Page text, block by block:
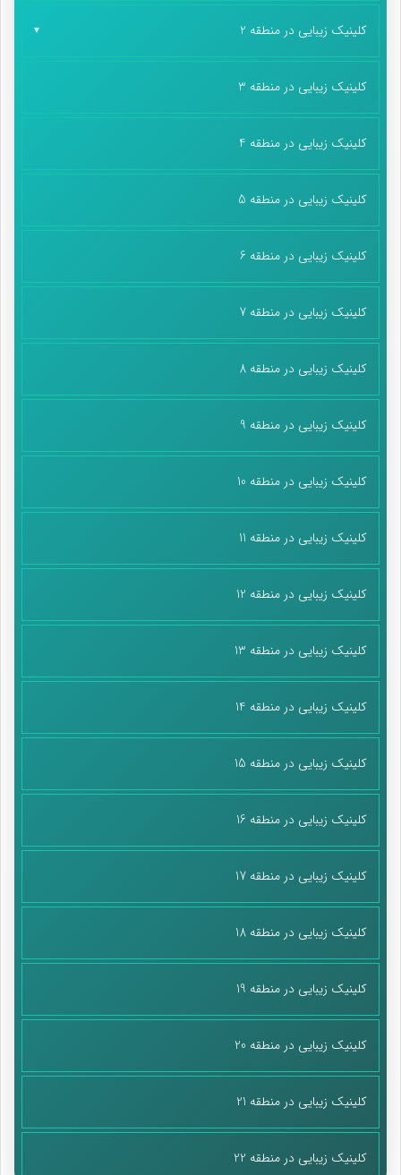
کلینیک زیبایی در منطقه 2
کلینیک زیبایی در منطقه 3
کلینیک زیبایی در منطقه 4
کلینیک زیبایی در منطقه 5
کلینیک زیبایی در منطقه 6
کلینیک زیبایی در منطقه 7
کلینیک زیبایی در منطقه 8
کلینیک زیبایی در منطقه 9
کلینیک زیبایی در منطقه 10
کلینیک زیبایی در منطقه 11
کلینیک زیبایی در منطقه 12
کلینیک زیبایی در منطقه 13
کلینیک زیبایی در منطقه 14
کلینیک زیبایی در منطقه 15
کلینیک زیبایی در منطقه 16
کلینیک زیبایی در منطقه 17
کلینیک زیبایی در منطقه 18
کلینیک زیبایی در منطقه 19
کلینیک زیبایی در منطقه 20
کلینیک زیبایی در منطقه 21
کلینیک زیبایی در منطقه 22